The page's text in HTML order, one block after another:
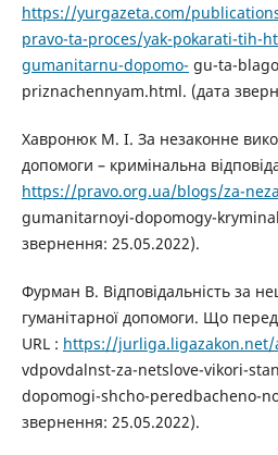
https://yurgazeta.com/
pravo-ta-proces/yak-pokarati-tih-
gumanitarnu-dopomo- gu-ta-
priznachennyam.html. (дата
Хавронюк М. І. За незаконне
допомоги – кримінальна
https://pravo.org.ua/blogs/za-
gumanitarnoyi-dopomogy-
звернення: 25.05.2022).
Фурман В. Відповідальність за
гуманітарної допомоги. Що
URL : https://jurliga.ligazakon.net/
vdpovdalnst-za-netslove-vikori-
dopomogi-shcho-peredbacheno-
звернення: 25.05.2022).